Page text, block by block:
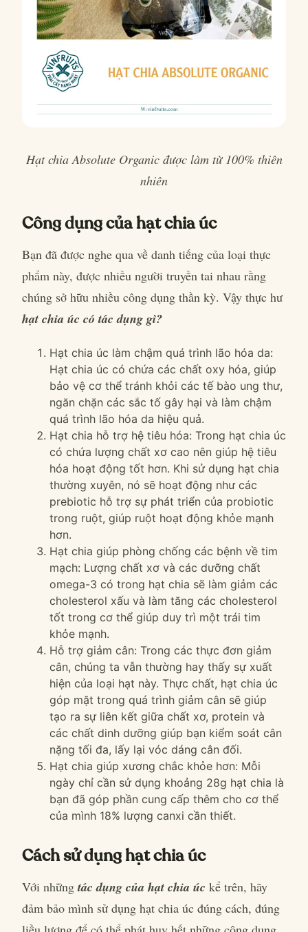
Hạt chia Absolute Organic được làm từ 100% thiên
nhiên
Công dụng của hạt chia úc
Bạn đã được nghe qua về danh tiếng của loại thực
phẩm này, được nhiều người truyền tai nhau rằng
chúng sở hữu nhiều công dụng thần kỳ. Vậy thực hư
hạt chia úc có tác dụng gì?
Hạt chia úc làm chậm quá trình lão hóa da:
Hạt chia úc có chứa các chất oxy hóa, giúp
bảo vệ cơ thể tránh khỏi các tế bào ung thư,
ngăn chặn các sắc tố gây hại và làm chậm
quá trình lão hóa da hiệu quả.
Hạt chia hỗ trợ hệ tiêu hóa: Trong hạt chia úc
có chứa lượng chất xơ cao nên giúp hệ tiêu
hóa hoạt động tốt hơn. Khi sử dụng hạt chia
thường xuyên, nó sẽ hoạt động như các
prebiotic hỗ trợ sự phát triển của probiotic
trong ruột, giúp ruột hoạt động khỏe mạnh
hơn.
Hạt chia giúp phòng chống các bệnh về tim
mạch: Lượng chất xơ và các dưỡng chất
omega-3 có trong hạt chia sẽ làm giảm các
cholesterol xấu và làm tăng các cholesterol
tốt trong cơ thể giúp duy trì một trái tim
khỏe mạnh.
Hỗ trợ giảm cân: Trong các thực đơn giảm
cân, chúng ta vẫn thường hay thấy sự xuất
hiện của loại hạt này. Thực chất, hạt chia úc
góp mặt trong quá trình giảm cân sẽ giúp
tạo ra sự liên kết giữa chất xơ, protein và
các chất dinh dưỡng giúp bạn kiểm soát cân
nặng tối đa, lấy lại vóc dáng cân đối.
Hạt chia giúp xương chắc khỏe hơn: Mỗi
ngày chỉ cần sử dụng khoảng 28g hạt chia là
bạn đã góp phần cung cấp thêm cho cơ thể
của mình 18% lượng canxi cần thiết.
Cách sử dụng hạt chia úc
Với nhữngtác dụng của hạt chia úc kể trên, hãy
đảm bảo mình sử dụng hạt chia úc đúng cách, đúng